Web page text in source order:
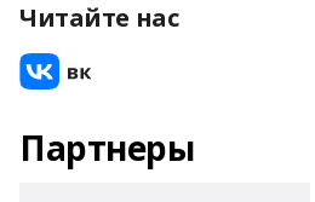
Читайте нас
Партнеры